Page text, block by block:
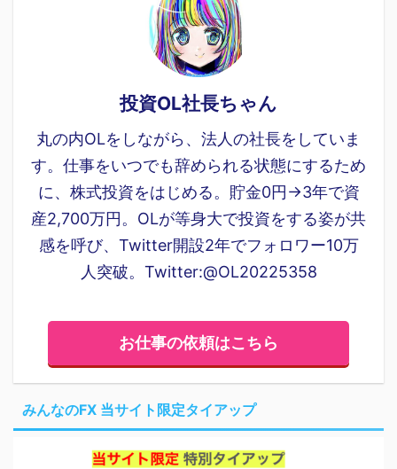
投資OL社長ちゃん
丸の内OLをしながら、法人の社長をしていま
す。仕事をいつでも辞められる状態にするため
に、株式投資をはじめる。貯金0円→3年で資
産2,700万円。OLが等身大で投資をする姿が共
感を呼び、Twitter開設2年でフォロワー10万
人突破。Twitter:@OL20225358
お仕事の依頼はこちら
みんなのFX 当サイト限定タイアップ